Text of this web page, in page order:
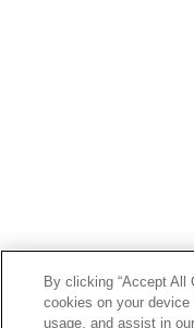
By clicking “Accept All
cookies on your
usage, and assist in